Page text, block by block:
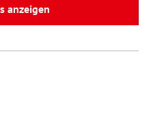
anzeigen